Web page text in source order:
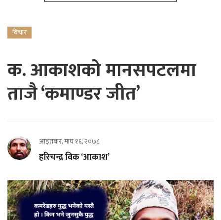
बिचार
क. आकाशको मानसपटलमा
ताजै ‘कमाण्डर जीत’
आइतबार, माघ १६, २०७८
हरिचन्द्र विक ‘आकाश’